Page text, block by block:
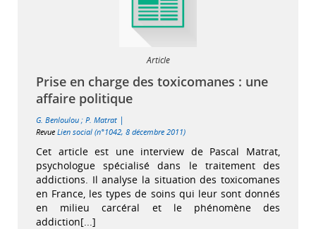
Article
Prise en charge des toxicomanes : une
affaire politique
G. Benloulou ; P. Matrat |
Revue Lien social (n°1042, 8 décembre 2011)
Cet article est une interview de Pascal Matrat,
psychologue spécialisé dans le traitement des
addictions. Il analyse la situation des toxicomanes
en France, les types de soins qui leur sont donnés
en milieu carcéral et le phénomène des
addiction[...]